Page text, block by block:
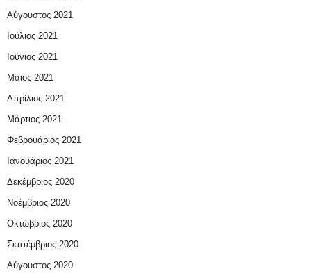
Αύγουστος 2021
Ιούλιος 2021
Ιούνιος 2021
Μάιος 2021
Απρίλιος 2021
Μάρτιος 2021
Φεβρουάριος 2021
Ιανουάριος 2021
Δεκέμβριος 2020
Νοέμβριος 2020
Οκτώβριος 2020
Σεπτέμβριος 2020
Αύγουστος 2020